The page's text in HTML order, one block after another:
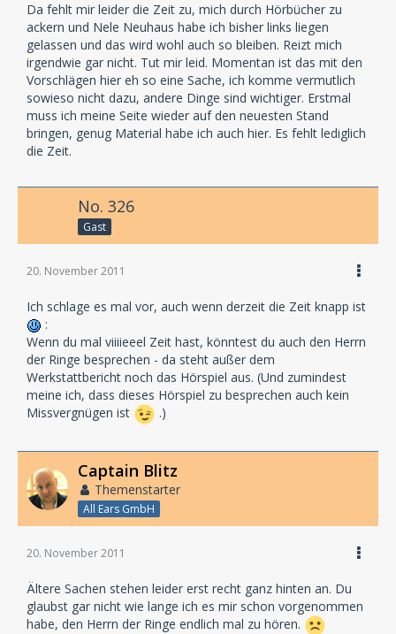
Da fehlt mir leider die Zeit zu, mich durch Hörbücher zu
ackern und Nele Neuhaus habe ich bisher links liegen
gelassen und das wird wohl auch so bleiben. Reizt mich
irgendwie gar nicht. Tut mir leid. Momentan ist das mit den
Vorschlägen hier eh so eine Sache, ich komme vermutlich
sowieso nicht dazu, andere Dinge sind wichtiger. Erstmal
muss ich meine Seite wieder auf den neuesten Stand
bringen, genug Material habe ich auch hier. Es fehlt lediglich
die Zeit.
No. 326
Gast
20. November 2011
Ich schlage es mal vor, auch wenn derzeit die Zeit knapp ist
:
Wenn du mal viiiieeel Zeit hast, könntest du auch den Herrn
der Ringe besprechen - da steht außer dem
Werkstattbericht noch das Hörspiel aus. (Und zumindest
meine ich, dass dieses Hörspiel zu besprechen auch kein
Missvergnügen ist
.)
Captain Blitz
Themenstarter
All Ears GmbH
20. November 2011
Ältere Sachen stehen leider erst recht ganz hinten an. Du
glaubst gar nicht wie lange ich es mir schon vorgenommen
habe, den Herrn der Ringe endlich mal zu hören.